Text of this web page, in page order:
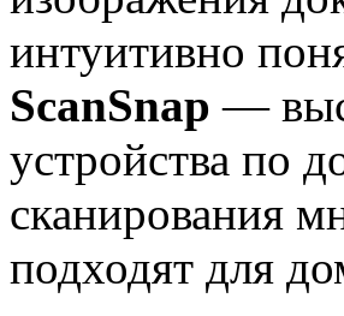
интуитивно
ScanSnap —
устройства по
сканирования
подходят для